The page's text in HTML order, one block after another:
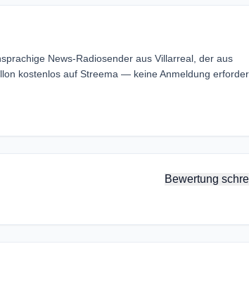
News-Radiosender aus Villarreal, der aus
kostenlos auf Streema — keine Anmeldung
Bewertung